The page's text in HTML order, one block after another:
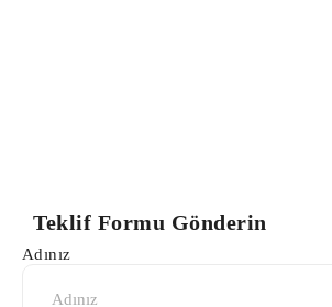
Teklif Formu Gönderin
Adınız